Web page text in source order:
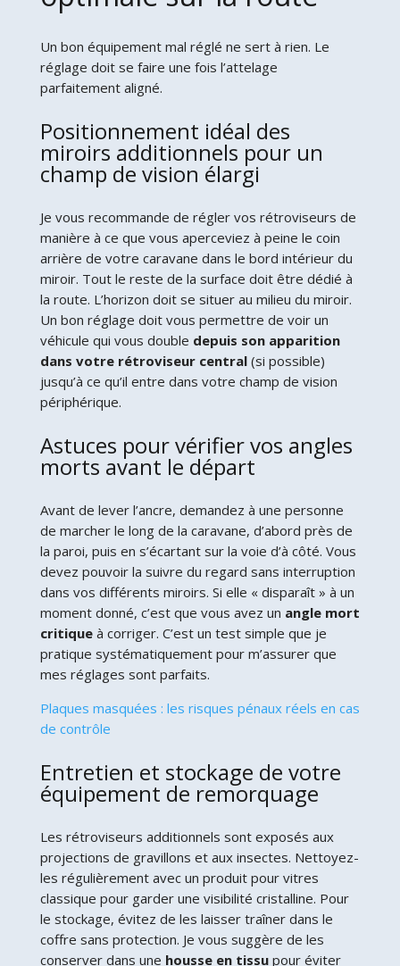
Un bon équipement mal réglé ne sert à rien. Le
réglage doit se faire une fois l’attelage
parfaitement aligné.
Positionnement idéal des
miroirs additionnels pour un
champ de vision élargi
Je vous recommande de régler vos rétroviseurs de
manière à ce que vous aperceviez à peine le coin
arrière de votre caravane dans le bord intérieur du
miroir. Tout le reste de la surface doit être dédié à
la route. L’horizon doit se situer au milieu du miroir.
Un bon réglage doit vous permettre de voir un
véhicule qui vous double depuis son apparition
dans votre rétroviseur central(si possible)
jusqu’à ce qu’il entre dans votre champ de vision
périphérique.
Astuces pour vérifier vos angles
morts avant le départ
Avant de lever l’ancre, demandez à une personne
de marcher le long de la caravane, d’abord près de
la paroi, puis en s’écartant sur la voie d’à côté. Vous
devez pouvoir la suivre du regard sans interruption
dans vos différents miroirs. Si elle « disparaît » à un
moment donné, c’est que vous avez un angle mort
critiqueà corriger. C’est un test simple que je
pratique systématiquement pour m’assurer que
mes réglages sont parfaits.
Plaques masquées : les risques pénaux réels en cas
de contrôle
Entretien et stockage de votre
équipement de remorquage
Les rétroviseurs additionnels sont exposés aux
projections de gravillons et aux insectes. Nettoyez-
les régulièrement avec un produit pour vitres
classique pour garder une visibilité cristalline. Pour
le stockage, évitez de les laisser traîner dans le
coffre sans protection. Je vous suggère de les
conserver dans une housse en tissupour éviter